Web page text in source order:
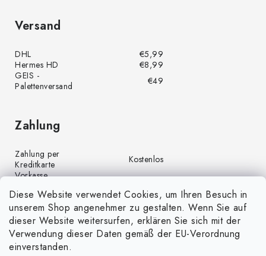
Diese Website verwendet Cookies, um Ihren Besuch in
unserem Shop angenehmer zu gestalten. Wenn Sie auf
dieser Website weitersurfen, erklären Sie sich mit der
Verwendung dieser Daten gemäß der EU-Verordnung
einverstanden.
Versand
DHL
€5,99
Hermes HD
€8,99
GEIS -
Palettenversand
€49
Zahlung
Zahlung per
Kreditkarte
Kostenlos
Vorkasse
Zahlung per PayPal
Kostenlos
Nachnahme
€4,00